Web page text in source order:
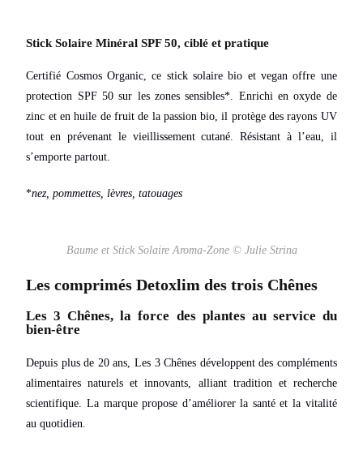
Stick Solaire Minéral SPF 50, ciblé et pratique
Certifié Cosmos Organic, ce stick solaire bio et vegan offre une
protection SPF 50 sur les zones sensibles*. Enrichi en oxyde de
zinc et en huile de fruit de la passion bio, il protège des rayons UV
tout en prévenant le vieillissement cutané. Résistant à l’eau, il
s’emporte partout.
*nez, pommettes, lèvres, tatouages
Baume et Stick Solaire Aroma-Zone © Julie Strina
Les comprimés Detoxlim des trois Chênes
Les 3 Chênes, la force des plantes au service du
bien-être
Depuis plus de 20 ans, Les 3 Chênes développent des compléments
alimentaires naturels et innovants, alliant tradition et recherche
scientifique. La marque propose d’améliorer la santé et la vitalité
au quotidien.